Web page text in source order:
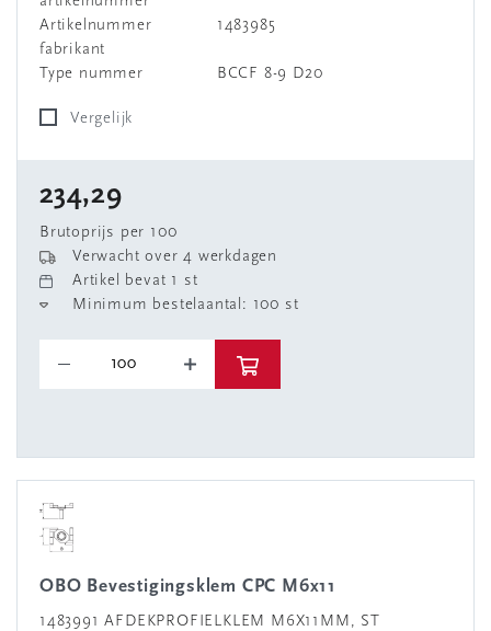
Artikelnummer
fabrikant
1483985
Type nummer BCCF 8-9 D20
Vergelijk
234,29
Brutoprijs per 100
Verwacht over 4 werkdagen
Artikel bevat 1 st
Minimum bestelaantal: 100 st
OBO Bevestigingsklem CPC M6x11
1483991 AFDEKPROFIELKLEM M6X11MM, ST